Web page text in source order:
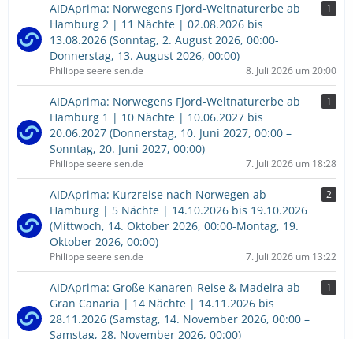
AIDAprima: Norwegens Fjord-Weltnaturerbe ab
Hamburg 2 | 11 Nächte | 02.08.2026 bis
13.08.2026 (Sonntag, 2. August 2026, 00:00-
Donnerstag, 13. August 2026, 00:00)
1
Philippe seereisen.de 8. Juli 2026 um 20:00
AIDAprima: Norwegens Fjord-Weltnaturerbe ab
Hamburg 1 | 10 Nächte | 10.06.2027 bis
20.06.2027 (Donnerstag, 10. Juni 2027, 00:00 –
Sonntag, 20. Juni 2027, 00:00)
1
Philippe seereisen.de 7. Juli 2026 um 18:28
AIDAprima: Kurzreise nach Norwegen ab
Hamburg | 5 Nächte | 14.10.2026 bis 19.10.2026
(Mittwoch, 14. Oktober 2026, 00:00-Montag, 19.
Oktober 2026, 00:00)
2
Philippe seereisen.de 7. Juli 2026 um 13:22
AIDAprima: Große Kanaren-Reise & Madeira ab
Gran Canaria | 14 Nächte | 14.11.2026 bis
28.11.2026 (Samstag, 14. November 2026, 00:00 –
Samstag, 28. November 2026, 00:00)
1